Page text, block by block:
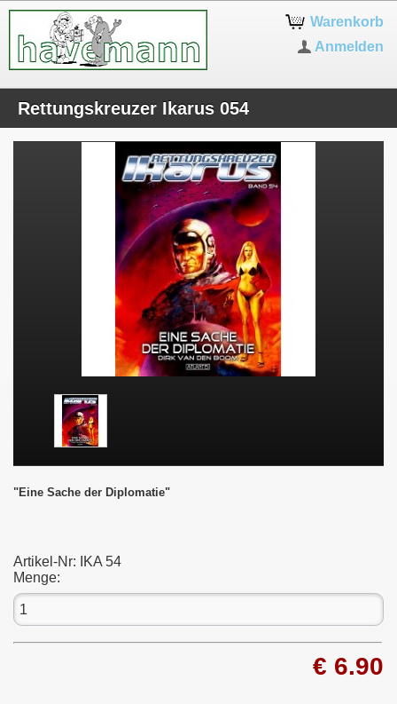
Warenkorb
Anmelden
Rettungskreuzer Ikarus 054
"Eine Sache der Diplomatie"
Artikel-Nr:
IKA 54
Menge:
€ 6.90